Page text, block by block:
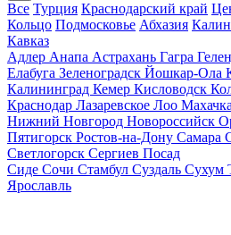
Все Турция Краснодарский край
Кольцо Подмосковье Абхазия
Кавказ
Адлер Анапа Астрахань Гагра
Елабуга Зеленоградск Йошкар-Ола
Калининград Кемер Кисловодск
Краснодар Лазаревское Лоо
Нижний Новгород Новороссийск
Пятигорск Ростов-на-Дону Самара
Светлогорск Сергиев Посад
Сиде Сочи Стамбул Суздаль Сухум
Ярославль